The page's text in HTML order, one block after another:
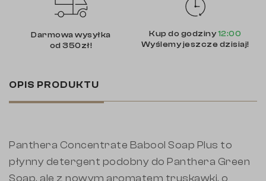
Darmowa wysyłka
od 350zł!
Kup do godziny12:00
Wyślemy jeszcze dzisiaj!
OPIS PRODUKTU
Panthera Concentrate Babool Soap Plus to
płynny detergent podobny do Panthera Green
Soap, ale z nowym aromatem truskawki, o